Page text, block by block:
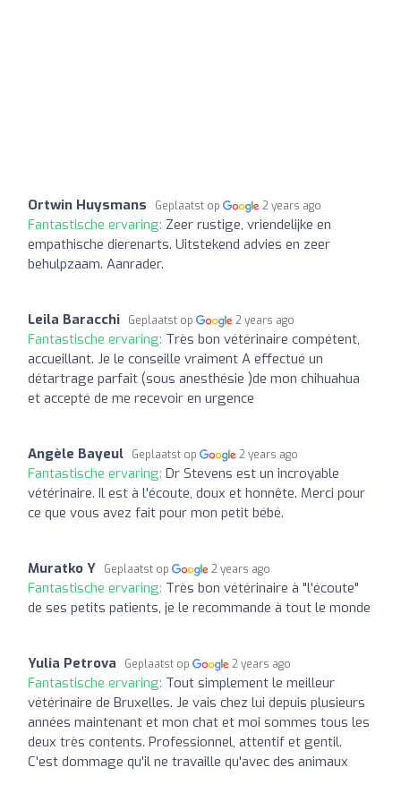
Ortwin Huysmans Geplaatst op 2 years ago
Fantastische ervaring: Zeer rustige, vriendelijke en
empathische dierenarts. Uitstekend advies en zeer
behulpzaam. Aanrader.
Leila Baracchi Geplaatst op 2 years ago
Fantastische ervaring: Très bon vétérinaire compétent,
accueillant. Je le conseille vraiment A effectué un
détartrage parfait (sous anesthésie )de mon chihuahua
et accepté de me recevoir en urgence
Angèle Bayeul Geplaatst op 2 years ago
Fantastische ervaring: Dr Stevens est un incroyable
vétérinaire. Il est à l'écoute, doux et honnête. Merci pour
ce que vous avez fait pour mon petit bébé.
Muratko Y Geplaatst op 2 years ago
Fantastische ervaring: Très bon vétérinaire à "l'écoute"
de ses petits patients, je le recommande à tout le monde
Yulia Petrova Geplaatst op 2 years ago
Fantastische ervaring: Tout simplement le meilleur
vétérinaire de Bruxelles. Je vais chez lui depuis plusieurs
années maintenant et mon chat et moi sommes tous les
deux très contents. Professionnel, attentif et gentil.
C'est dommage qu'il ne travaille qu'avec des animaux